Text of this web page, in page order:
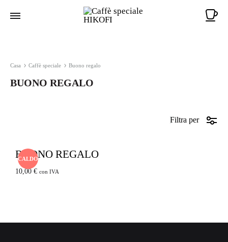
Casa Caffè speciale Buono regalo
BUONO REGALO
Filtra per
CALDO
BUONO REGALO
10,00 € con IVA